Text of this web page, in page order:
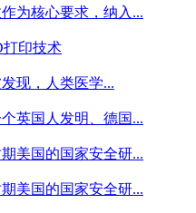
为核心要求，纳入...
印技术
现，人类医学...
英国人发明、德国...
美国的国家安全研...
美国的国家安全研...